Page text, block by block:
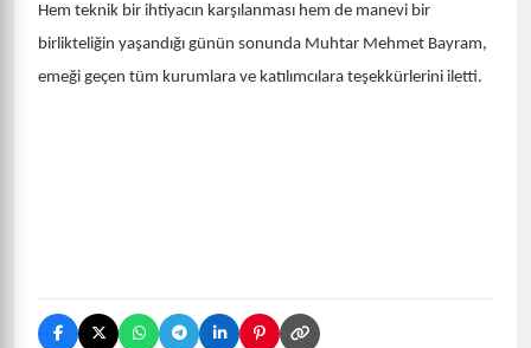
Hem teknik bir ihtiyacın karşılanması hem de manevi bir
birlikteliğin yaşandığı günün sonunda Muhtar Mehmet Bayram,
emeği geçen tüm kurumlara ve katılımcılara teşekkürlerini iletti.